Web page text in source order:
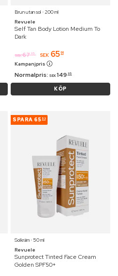
Brun utan sol ⋅ 200 ml
Revuele
Self Tan Body Lotion Medium To
Dark
SEK 67 95 SEK 65 91
Kampanjpris
Normalpris: SEK 149 95
KÖP
SPARA 65 53
Solkräm ⋅ 50 ml
Revuele
Sunprotect Tinted Face Cream
Golden SPF50+